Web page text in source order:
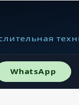
WhatsApp